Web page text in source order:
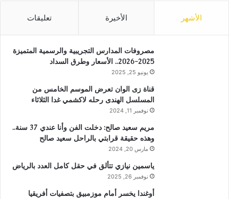
الأشهر الأخيرة تعليقات
مصروفات المدارس التجريبية والرسمية المتميزة
2025-2026.. الأسعار وطرق السداد
يونيو 25, 2025
قناة زى الوان تعرض الموسم الخامس من
المسلسل الهندى رحله لاكشمي غدا الثلاثاء
نوفمبر 11, 2024
مريم سعيد صالح: دخلت الفن وأنا عندي 37 سنة..
وهذه حقيقة قرابتي بالراحل سعيد صالح
مارس 20, 2024
ياسمين نيازي تتألق في حقل كامل العدد بالرياض
نوفمبر 26, 2025
أوغندا يخسر أمام موزمبيق بتصفيات أفريقيا